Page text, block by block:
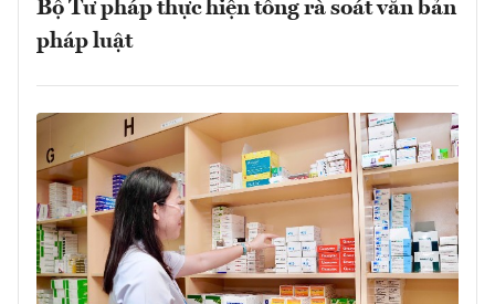
Bộ Tư pháp thực hiện tổng rà soát văn bản
pháp luật